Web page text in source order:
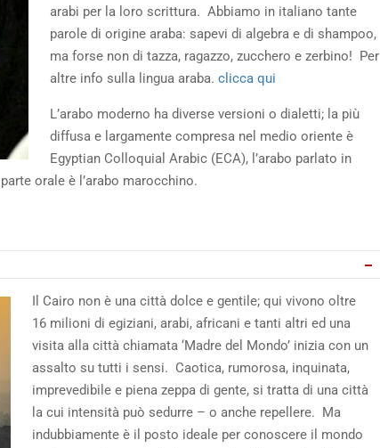
arabi per la loro scrittura. Abbiamo in italiano tante
parole di origine araba: sapevi di algebra e di shampoo,
ma forse non di tazza, ragazzo, zucchero e zerbino! Per
altre info sulla lingua araba. clicca qui
L’arabo moderno ha diverse versioni o dialetti; la più
diffusa e largamente compresa nel medio oriente è
Egyptian Colloquial Arabic (ECA), l’arabo parlato in
orale è l’arabo marocchino.
Il Cairo non è una città dolce e gentile; qui vivono oltre
16 milioni di egiziani, arabi, africani e tanti altri ed una
visita alla città chiamata ‘Madre del Mondo’ inizia con un
assalto su tutti i sensi. Caotica, rumorosa, inquinata,
imprevedibile e piena zeppa di gente, si tratta di una città
la cui intensità può sedurre – o anche repellere. Ma
indubbiamente è il posto ideale per conoscere il mondo